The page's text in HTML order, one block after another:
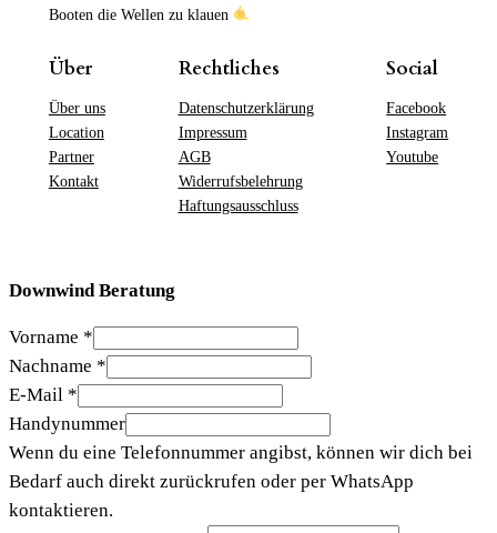
Booten die Wellen zu klauen
Über
Über uns
Location
Partner
Kontakt
Rechtliches
Datenschutzerklärung
Impressum
AGB
Widerrufsbelehrung
Haftungsausschluss
Social
Facebook
Instagram
Youtube
Downwind Beratung
Vorname *
Nachname *
E-Mail *
Handynummer
Wenn du eine Telefonnummer angibst, können wir dich bei
Bedarf auch direkt zurückrufen oder per WhatsApp
kontaktieren.